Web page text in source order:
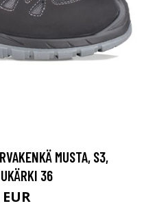
MUSTA, S3,
36